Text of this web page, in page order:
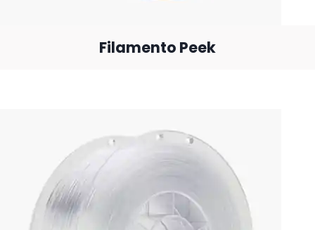
Filamento Peek